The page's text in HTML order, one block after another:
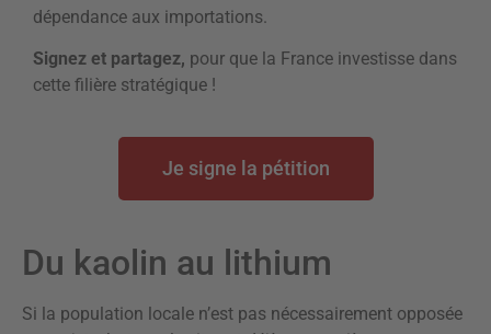
dépendance aux importations.
Signez et partagez, pour que la France investisse dans
cette filière stratégique !
Je signe la pétition
Du kaolin au lithium
Si la population locale n’est pas nécessairement opposée